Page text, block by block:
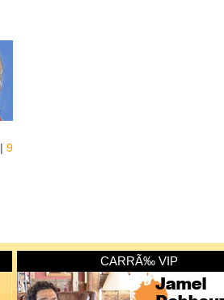
| 9
CARRÃ‰ VIP